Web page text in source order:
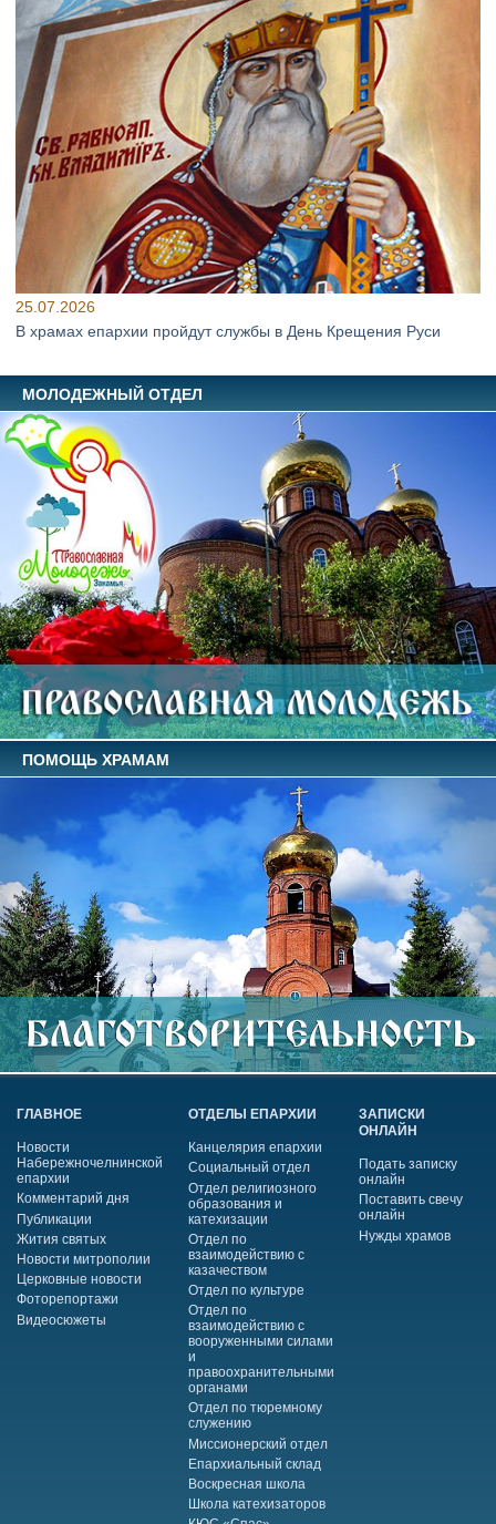
25.07.2026
В храмах епархии пройдут службы в День Крещения Руси
МОЛОДЕЖНЫЙ ОТДЕЛ
ПОМОЩЬ ХРАМАМ
ГЛАВНОЕ
Новости
Набережночелнинской
епархии
Комментарий дня
Публикации
Жития святых
Новости митрополии
Церковные новости
Фоторепортажи
Видеосюжеты
ОТДЕЛЫ ЕПАРХИИ
Канцелярия епархии
Социальный отдел
Отдел религиозного
образования и
катехизации
Отдел по
взаимодействию с
казачеством
Отдел по культуре
Отдел по
взаимодействию с
вооруженными силами
и
правоохранительными
органами
Отдел по тюремному
служению
Миссионерский отдел
Епархиальный склад
Воскресная школа
Школа катехизаторов
ЗАПИСКИ
ОНЛАЙН
Подать записку
онлайн
Поставить свечу
онлайн
Нужды храмов